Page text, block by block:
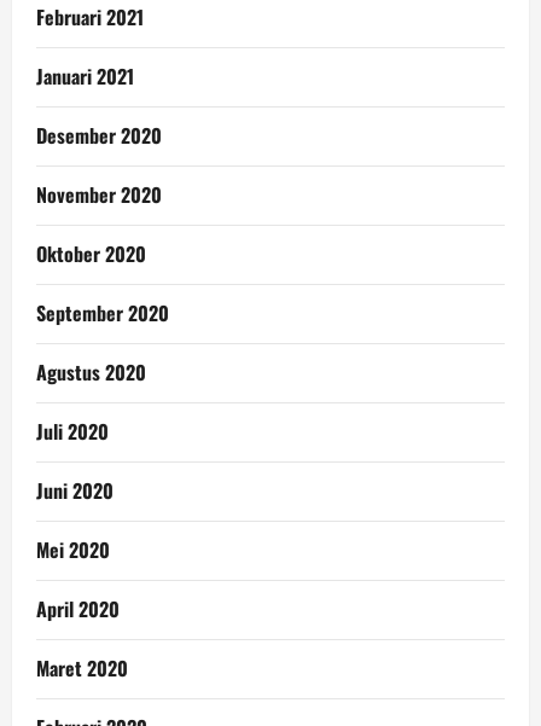
Februari 2021
Januari 2021
Desember 2020
November 2020
Oktober 2020
September 2020
Agustus 2020
Juli 2020
Juni 2020
Mei 2020
April 2020
Maret 2020